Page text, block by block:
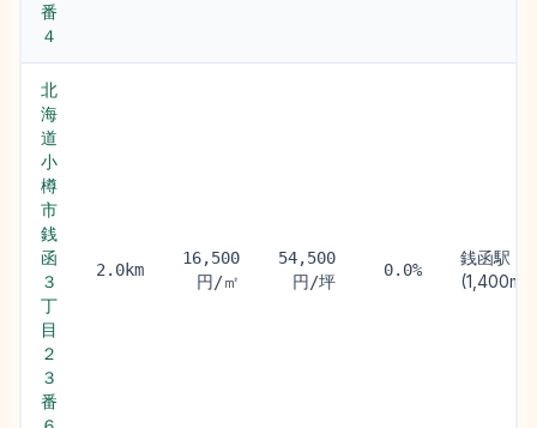
番
４
北
海
道
小
樽
市
銭
函
３
丁
目
２
３
番
2.0km
16,500
円/㎡
54,500
円/坪
0.0%
銭函駅
(1,400m)